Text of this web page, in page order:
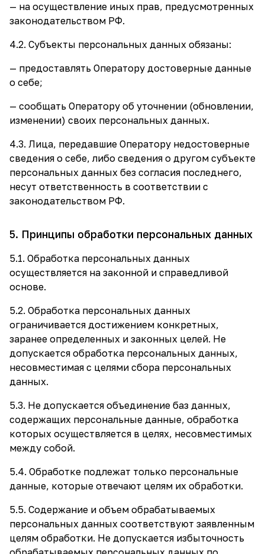
— на осуществление иных прав, предусмотренных
законодательством РФ.
4.2. Субъекты персональных данных обязаны:
— предоставлять Оператору достоверные данные
о себе;
— сообщать Оператору об уточнении (обновлении,
изменении) своих персональных данных.
4.3. Лица, передавшие Оператору недостоверные
сведения о себе, либо сведения о другом субъекте
персональных данных без согласия последнего,
несут ответственность в соответствии с
законодательством РФ.
5. Принципы обработки персональных данных
5.1. Обработка персональных данных
осуществляется на законной и справедливой
основе.
5.2. Обработка персональных данных
ограничивается достижением конкретных,
заранее определенных и законных целей. Не
допускается обработка персональных данных,
несовместимая с целями сбора персональных
данных.
5.3. Не допускается объединение баз данных,
содержащих персональные данные, обработка
которых осуществляется в целях, несовместимых
между собой.
5.4. Обработке подлежат только персональные
данные, которые отвечают целям их обработки.
5.5. Содержание и объем обрабатываемых
персональных данных соответствуют заявленным
целям обработки. Не допускается избыточность